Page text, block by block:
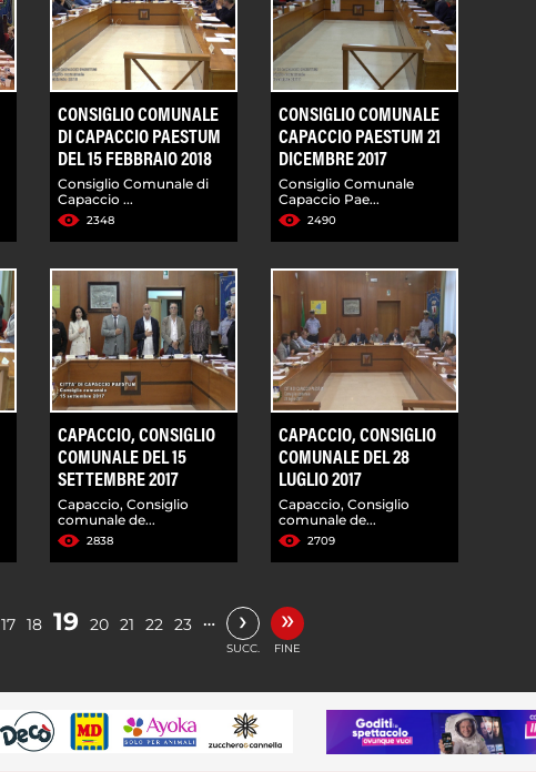
CONSIGLIO COMUNALE
DI CAPACCIO PAESTUM
DEL 15 FEBBRAIO 2018
Consiglio Comunale di
Capaccio ...
2348
CONSIGLIO COMUNALE
CAPACCIO PAESTUM 21
DICEMBRE 2017
Consiglio Comunale
Capaccio Pae...
2490
CAPACCIO, CONSIGLIO
COMUNALE DEL 15
SETTEMBRE 2017
Capaccio, Consiglio
comunale de...
2838
CAPACCIO, CONSIGLIO
COMUNALE DEL 28
LUGLIO 2017
Capaccio, Consiglio
comunale de...
2709
17 18 19 20 21 22 23 … ›
SUCC.
»
FINE